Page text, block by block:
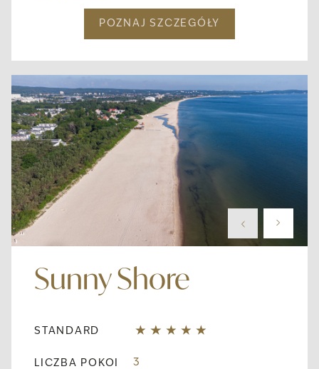
POZNAJ SZCZEGÓŁY
Sunny Shore
STANDARD
LICZBA POKOI 3